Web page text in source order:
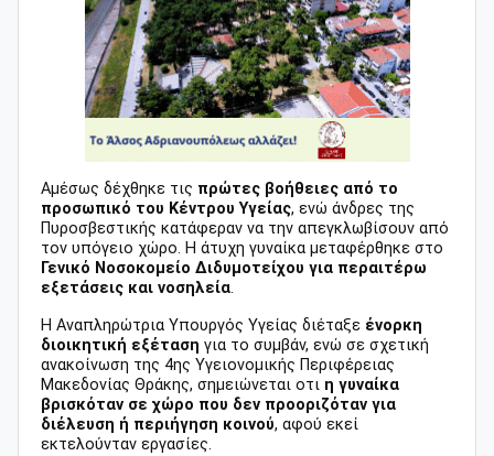
Αμέσως δέχθηκε τις πρώτες βοήθειες από το
προσωπικό του Κέντρου Υγείας, ενώ άνδρες της
Πυροσβεστικής κατάφεραν να την απεγκλωβίσουν από
τον υπόγειο χώρο. Η άτυχη γυναίκα μεταφέρθηκε στο
Γενικό Νοσοκομείο Διδυμοτείχου για περαιτέρω
εξετάσεις και νοσηλεία.
Η Αναπληρώτρια Υπουργός Υγείας διέταξε ένορκη
διοικητική εξέταση για το συμβάν, ενώ σε σχετική
ανακοίνωση της 4ης Υγειονομικής Περιφέρειας
Μακεδονίας Θράκης, σημειώνεται οτι η γυναίκα
βρισκόταν σε χώρο που δεν προοριζόταν για
διέλευση ή περιήγηση κοινού, αφού εκεί
εκτελούνταν εργασίες.